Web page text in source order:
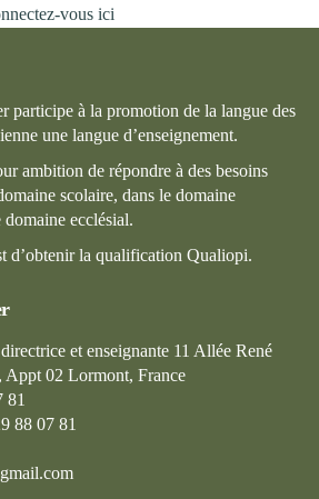
vous ici
participe à la promotion de la langue des
une langue d’enseignement.
ambition de répondre à des besoins
scolaire, dans le domaine
ecclésial.
d’obtenir la qualification Qualiopi.
et enseignante 11 Allée René
Appt 02 Lormont, France
81
88 07 81